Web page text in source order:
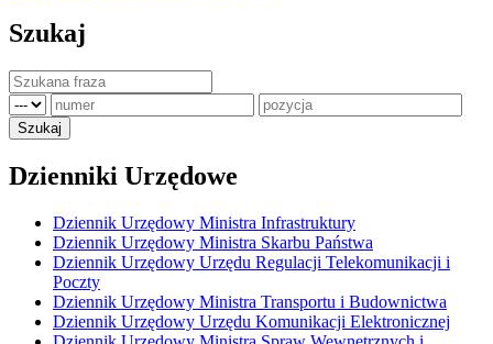
Szukaj
Dzienniki Urzędowe
Dziennik Urzędowy Ministra Infrastruktury
Dziennik Urzędowy Ministra Skarbu Państwa
Dziennik Urzędowy Urzędu Regulacji Telekomunikacji i
Poczty
Dziennik Urzędowy Ministra Transportu i Budownictwa
Dziennik Urzędowy Urzędu Komunikacji Elektronicznej